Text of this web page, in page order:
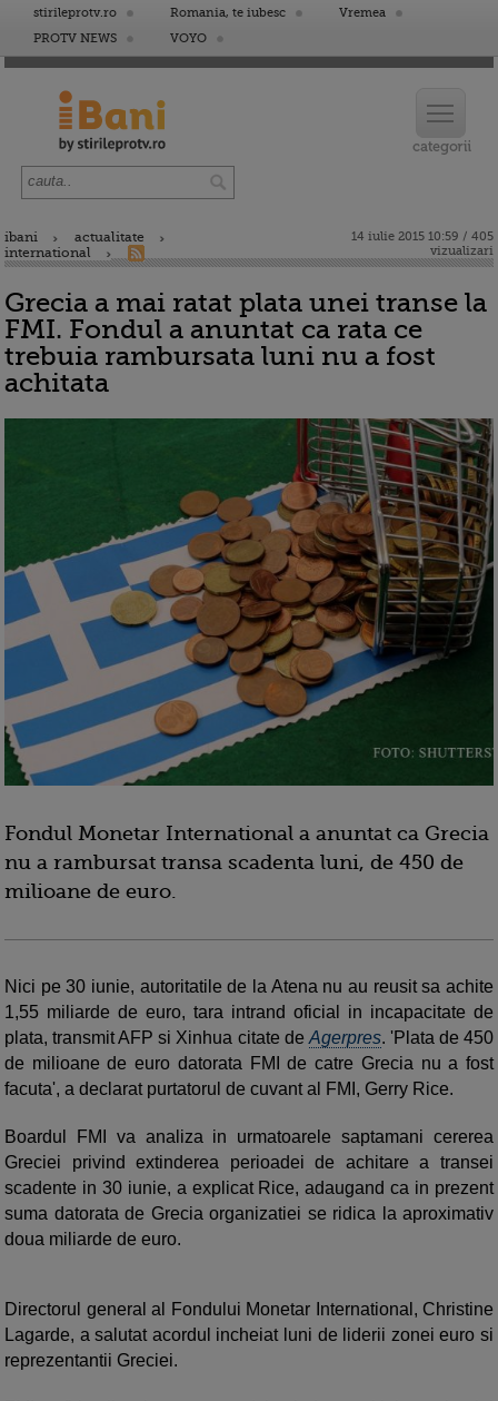
stirileprotv.ro Romania, te iubesc
Vremea
PROTV NEWS
VOYO
ibani
actualitate
international
14 iulie 2015 10:59 / 405
vizualizari
Grecia a mai ratat plata unei transe la
FMI. Fondul a anuntat ca rata ce
trebuia rambursata luni nu a fost
achitata
Fondul Monetar International a anuntat ca Grecia
nu a rambursat transa scadenta luni, de 450 de
milioane de euro.
Nici pe 30 iunie, autoritatile de la Atena nu au reusit sa achite
1,55 miliarde de euro, tara intrand oficial in incapacitate de
plata, transmit AFP si Xinhua citate de Agerpres. 'Plata de 450
de milioane de euro datorata FMI de catre Grecia nu a fost
facuta', a declarat purtatorul de cuvant al FMI, Gerry Rice.
Boardul FMI va analiza in urmatoarele saptamani cererea
Greciei privind extinderea perioadei de achitare a transei
scadente in 30 iunie, a explicat Rice, adaugand ca in prezent
suma datorata de Grecia organizatiei se ridica la aproximativ
doua miliarde de euro.
Directorul general al Fondului Monetar International, Christine
Lagarde, a salutat acordul incheiat luni de liderii zonei euro si
reprezentantii Greciei.